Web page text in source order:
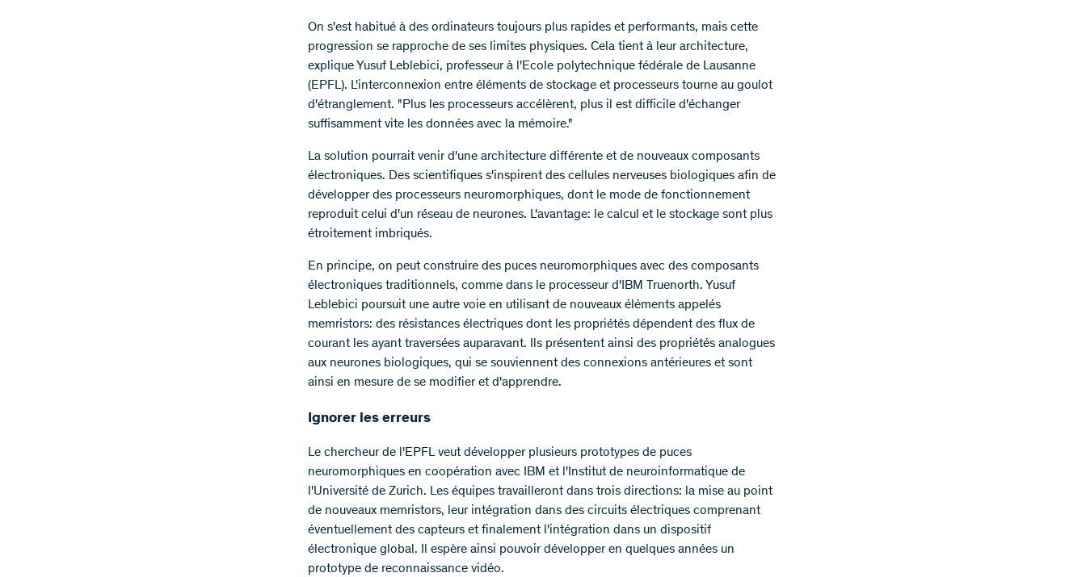
On s'est habitué à des ordinateurs toujours plus rapides et performants, mais cette
progression se rapproche de ses limites physiques. Cela tient à leur architecture,
explique Yusuf Leblebici, professeur à l'Ecole polytechnique fédérale de Lausanne
(EPFL). L'interconnexion entre éléments de stockage et processeurs tourne au goulot
d'étranglement. "Plus les processeurs accélèrent, plus il est difficile d'échanger
suffisamment vite les données avec la mémoire."
La solution pourrait venir d'une architecture différente et de nouveaux composants
électroniques. Des scientifiques s'inspirent des cellules nerveuses biologiques afin de
développer des processeurs neuromorphiques, dont le mode de fonctionnement
reproduit celui d'un réseau de neurones. L'avantage: le calcul et le stockage sont plus
étroitement imbriqués.
En principe, on peut construire des puces neuromorphiques avec des composants
électroniques traditionnels, comme dans le processeur d'IBM Truenorth. Yusuf
Leblebici poursuit une autre voie en utilisant de nouveaux éléments appelés
memristors: des résistances électriques dont les propriétés dépendent des flux de
courant les ayant traversées auparavant. Ils présentent ainsi des propriétés analogues
aux neurones biologiques, qui se souviennent des connexions antérieures et sont
ainsi en mesure de se modifier et d'apprendre.
Ignorer les erreurs
Le chercheur de l'EPFL veut développer plusieurs prototypes de puces
neuromorphiques en coopération avec IBM et l'Institut de neuroinformatique de
l'Université de Zurich. Les équipes travailleront dans trois directions: la mise au point
de nouveaux memristors, leur intégration dans des circuits électriques comprenant
éventuellement des capteurs et finalement l'intégration dans un dispositif
électronique global. Il espère ainsi pouvoir développer en quelques années un
prototype de reconnaissance vidéo.